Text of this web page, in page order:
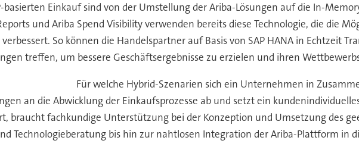
Einkauf sind von der Umstellung der Ariba-Lösungen auf die In-
und Ariba Spend Visibility verwenden bereits diese Technologie, die die
So können die Handelspartner auf Basis von SAP HANA in Echtzeit
treffen, um bessere Geschäftsergebnisse zu erzielen und ihren
Für welche Hybrid-Szenarien sich ein Unternehmen in
an die Abwicklung der Einkaufsprozesse ab und setzt ein
braucht fachkundige Unterstützung bei der Konzeption und Umsetzung des
Technologieberatung bis hin zur nahtlosen Integration der Ariba-Plattform in